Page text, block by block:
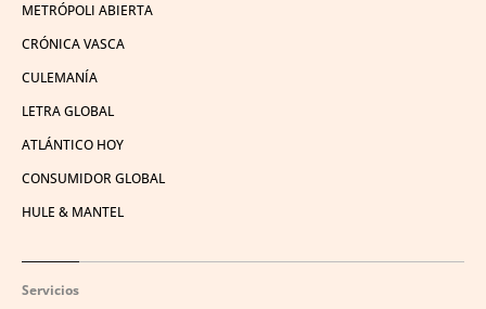
METRÓPOLI ABIERTA
CRÓNICA VASCA
CULEMANÍA
LETRA GLOBAL
ATLÁNTICO HOY
CONSUMIDOR GLOBAL
HULE & MANTEL
Servicios